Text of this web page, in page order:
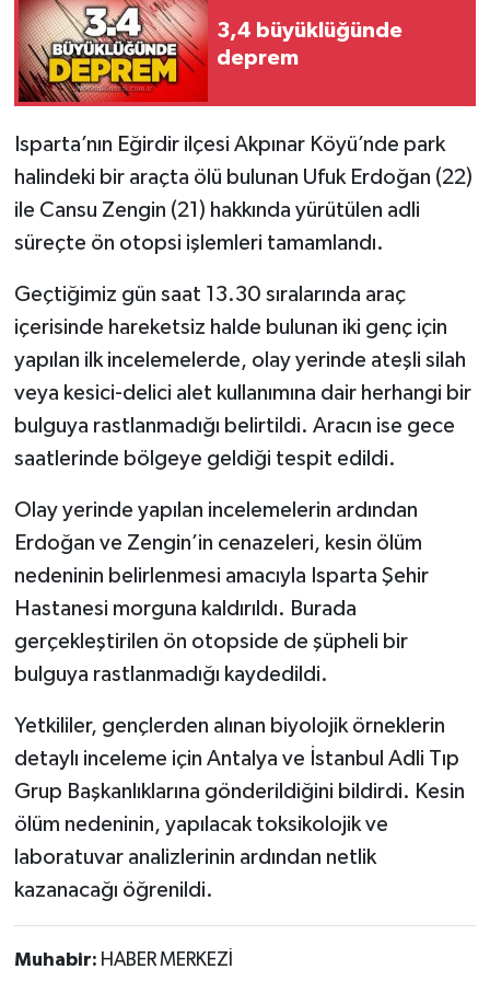
3,4 büyüklüğünde
deprem
Isparta’nın Eğirdir ilçesi Akpınar Köyü’nde park
halindeki bir araçta ölü bulunan Ufuk Erdoğan (22)
ile Cansu Zengin (21) hakkında yürütülen adli
süreçte ön otopsi işlemleri tamamlandı.
Geçtiğimiz gün saat 13.30 sıralarında araç
içerisinde hareketsiz halde bulunan iki genç için
yapılan ilk incelemelerde, olay yerinde ateşli silah
veya kesici-delici alet kullanımına dair herhangi bir
bulguya rastlanmadığı belirtildi. Aracın ise gece
saatlerinde bölgeye geldiği tespit edildi.
Olay yerinde yapılan incelemelerin ardından
Erdoğan ve Zengin’in cenazeleri, kesin ölüm
nedeninin belirlenmesi amacıyla Isparta Şehir
Hastanesi morguna kaldırıldı. Burada
gerçekleştirilen ön otopside de şüpheli bir
bulguya rastlanmadığı kaydedildi.
Yetkililer, gençlerden alınan biyolojik örneklerin
detaylı inceleme için Antalya ve İstanbul Adli Tıp
Grup Başkanlıklarına gönderildiğini bildirdi. Kesin
ölüm nedeninin, yapılacak toksikolojik ve
laboratuvar analizlerinin ardından netlik
kazanacağı öğrenildi.
Muhabir: HABER MERKEZİ
Gökçebey
GÜNDEM
Kilimli
MAGAZİN
Politika
Resmi İlan
Röportaj
Sağlık
SİYASET
Ulusal